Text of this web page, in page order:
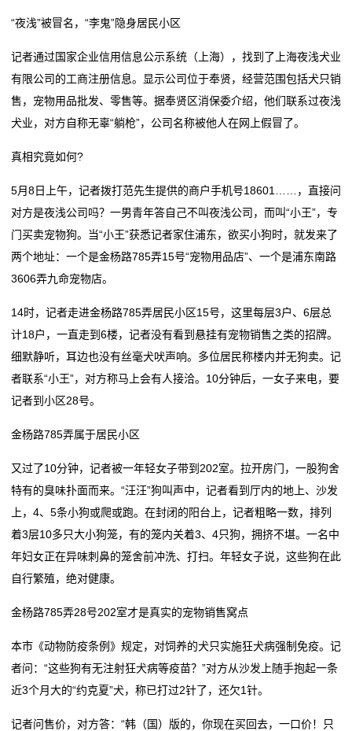
“夜浅”被冒名，“李鬼”隐身居民小区
记者通过国家企业信用信息公示系统（上海），找到了上海夜浅犬业
有限公司的工商注册信息。显示公司位于奉贤，经营范围包括犬只销
售，宠物用品批发、零售等。据奉贤区消保委介绍，他们联系过夜浅
犬业，对方自称无辜“躺枪”，公司名称被他人在网上假冒了。
真相究竟如何?
5月8日上午，记者拨打范先生提供的商户手机号18601……，直接问
对方是夜浅公司吗？一男青年答自己不叫夜浅公司，而叫“小王”，专
门买卖宠物狗。当“小王”获悉记者家住浦东，欲买小狗时，就发来了
两个地址：一个是金杨路785弄15号“宠物用品店”、一个是浦东南路
3606弄九命宠物店。
14时，记者走进金杨路785弄居民小区15号，这里每层3户、6层总
计18户，一直走到6楼，记者没有看到悬挂有宠物销售之类的招牌。
细默静听，耳边也没有丝毫犬吠声响。多位居民称楼内并无狗卖。记
者联系“小王”，对方称马上会有人接洽。10分钟后，一女子来电，要
记者到小区28号。
金杨路785弄属于居民小区
又过了10分钟，记者被一年轻女子带到202室。拉开房门，一股狗舍
特有的臭味扑面而来。“汪汪”狗叫声中，记者看到厅内的地上、沙发
上，4、5条小狗或爬或跑。在封闭的阳台上，记者粗略一数，排列
着3层10多只大小狗笼，有的笼内关着3、4只狗，拥挤不堪。一名中
年妇女正在异味刺鼻的笼舍前冲洗、打扫。年轻女子说，这些狗在此
自行繁殖，绝对健康。
金杨路785弄28号202室才是真实的宠物销售窝点
本市《动物防疫条例》规定，对饲养的犬只实施狂犬病强制免疫。记
者问：“这些狗有无注射狂犬病等疫苗？”对方从沙发上随手抱起一条
近3个月大的“约克夏”犬，称已打过2针了，还欠1针。
记者问售价，对方答：“韩（国）版的，你现在买回去，一口价！只